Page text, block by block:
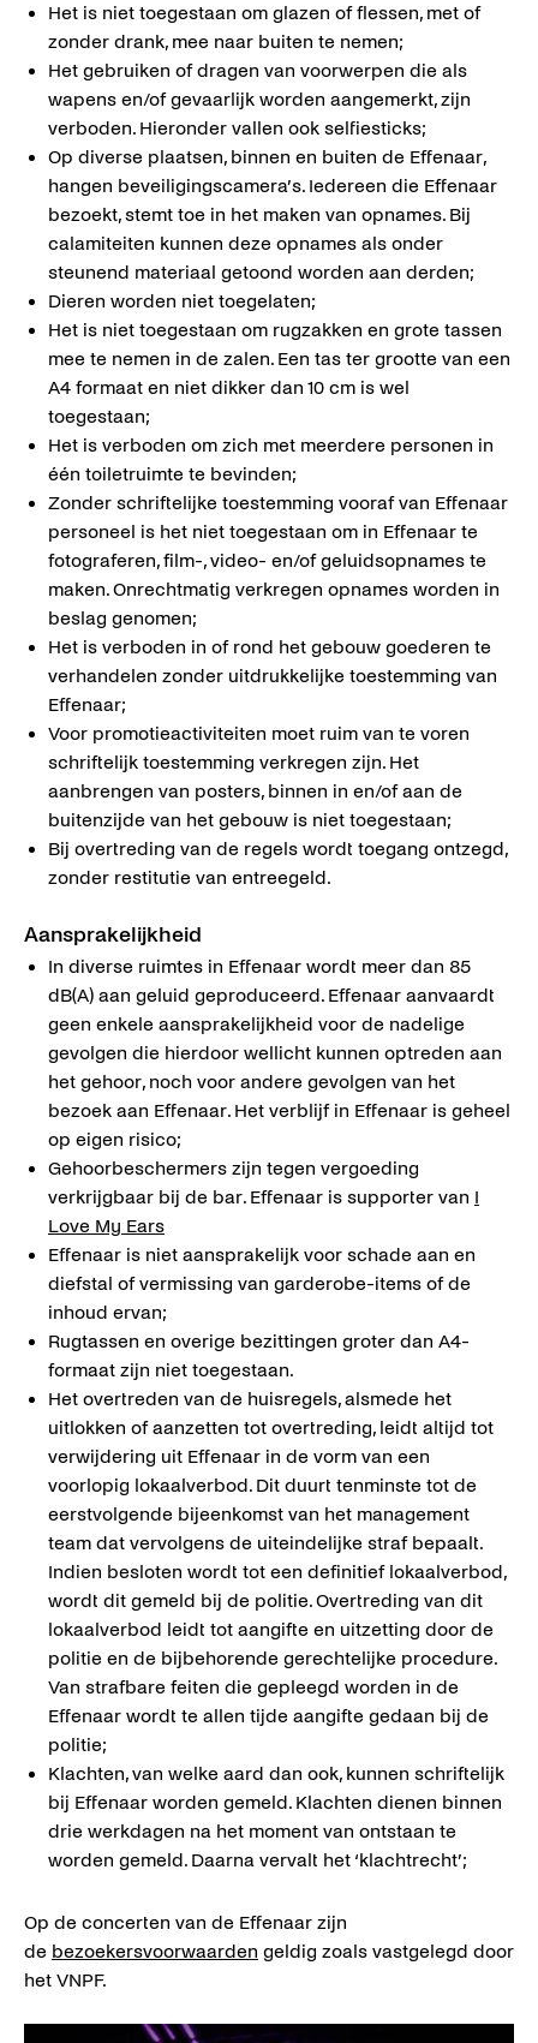
Het is niet toegestaan om glazen of flessen, met of
zonder drank, mee naar buiten te nemen;
Het gebruiken of dragen van voorwerpen die als
wapens en/of gevaarlijk worden aangemerkt, zijn
verboden. Hieronder vallen ook selfiesticks;
Op diverse plaatsen, binnen en buiten de Effenaar,
hangen beveiligingscamera’s. Iedereen die Effenaar
bezoekt, stemt toe in het maken van opnames. Bij
calamiteiten kunnen deze opnames als onder
steunend materiaal getoond worden aan derden;
Dieren worden niet toegelaten;
Het is niet toegestaan om rugzakken en grote tassen
mee te nemen in de zalen. Een tas ter grootte van een
A4 formaat en niet dikker dan 10 cm is wel
toegestaan;
Het is verboden om zich met meerdere personen in
één toiletruimte te bevinden;
Zonder schriftelijke toestemming vooraf van Effenaar
personeel is het niet toegestaan om in Effenaar te
fotograferen, film-, video- en/of geluidsopnames te
maken. Onrechtmatig verkregen opnames worden in
beslag genomen;
Het is verboden in of rond het gebouw goederen te
verhandelen zonder uitdrukkelijke toestemming van
Effenaar;
Voor promotieactiviteiten moet ruim van te voren
schriftelijk toestemming verkregen zijn. Het
aanbrengen van posters, binnen in en/of aan de
buitenzijde van het gebouw is niet toegestaan;
Bij overtreding van de regels wordt toegang ontzegd,
zonder restitutie van entreegeld.
Aansprakelijkheid
In diverse ruimtes in Effenaar wordt meer dan 85
dB(A) aan geluid geproduceerd. Effenaar aanvaardt
geen enkele aansprakelijkheid voor de nadelige
gevolgen die hierdoor wellicht kunnen optreden aan
het gehoor, noch voor andere gevolgen van het
bezoek aan Effenaar. Het verblijf in Effenaar is geheel
op eigen risico;
Gehoorbeschermers zijn tegen vergoeding
verkrijgbaar bij de bar. Effenaar is supporter van I
Love My Ears
Effenaar is niet aansprakelijk voor schade aan en
diefstal of vermissing van garderobe-items of de
inhoud ervan;
Rugtassen en overige bezittingen groter dan A4-
formaat zijn niet toegestaan.
Het overtreden van de huisregels, alsmede het
uitlokken of aanzetten tot overtreding, leidt altijd tot
verwijdering uit Effenaar in de vorm van een
voorlopig lokaalverbod. Dit duurt tenminste tot de
eerstvolgende bijeenkomst van het management
team dat vervolgens de uiteindelijke straf bepaalt.
Indien besloten wordt tot een definitief lokaalverbod,
wordt dit gemeld bij de politie. Overtreding van dit
lokaalverbod leidt tot aangifte en uitzetting door de
politie en de bijbehorende gerechtelijke procedure.
Van strafbare feiten die gepleegd worden in de
Effenaar wordt te allen tijde aangifte gedaan bij de
politie;
Klachten, van welke aard dan ook, kunnen schriftelijk
bij Effenaar worden gemeld. Klachten dienen binnen
drie werkdagen na het moment van ontstaan te
worden gemeld. Daarna vervalt het ‘klachtrecht’;
Op de concerten van de Effenaar zijn
de bezoekersvoorwaarden geldig zoals vastgelegd door
het VNPF.